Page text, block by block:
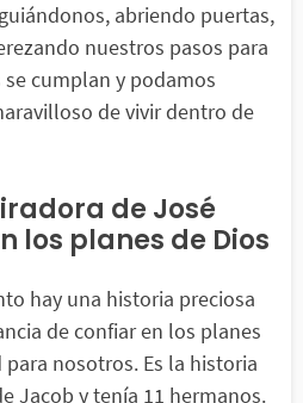
abriendo puertas,
nuestros pasos para
cumplan y podamos
de vivir dentro de
de José
los planes de Dios
hay una historia preciosa
de confiar en los planes
nosotros. Es la historia
Jacob y tenía 11 hermanos.